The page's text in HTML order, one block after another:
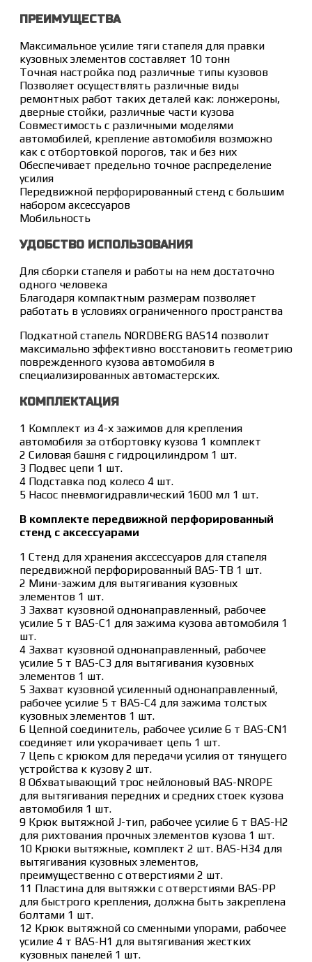
ПРЕИМУЩЕСТВА
Максимальное усилие тяги стапеля для правки
кузовных элементов составляет 10 тонн
Точная настройка под различные типы кузовов
Позволяет осуществлять различные виды
ремонтных работ таких деталей как: лонжероны,
дверные стойки, различные части кузова
Совместимость с различными моделями
автомобилей, крепление автомобиля возможно
как с отбортовкой порогов, так и без них
Обеспечивает предельно точное распределение
усилия
Передвижной перфорированный стенд с большим
набором аксессуаров
Мобильность
УДОБСТВО ИСПОЛЬЗОВАНИЯ
Для сборки стапеля и работы на нем достаточно
одного человека
Благодаря компактным размерам позволяет
работать в условиях ограниченного пространства
Подкатной стапель NORDBERG BAS14 позволит
максимально эффективно восстановить геометрию
поврежденного кузова автомобиля в
специализированных автомастерских.
КОМПЛЕКТАЦИЯ
1 Комплект из 4-х зажимов для крепления
автомобиля за отбортовку кузова 1 комплект
2 Силовая башня с гидроцилиндром 1 шт.
3 Подвес цепи 1 шт.
4 Подставка под колесо 4 шт.
5 Насос пневмогидравлический 1600 мл 1 шт.
В комплекте передвижной перфорированный
стенд с аксессуарами
1 Стенд для хранения акссессуаров для стапеля
передвижной перфорированный BAS-TB 1 шт.
2 Мини-зажим для вытягивания кузовных
элементов 1 шт.
3 Захват кузовной однонаправленный, рабочее
усилие 5 т BAS-С1 для зажима кузова автомобиля 1
шт.
4 Захват кузовной однонаправленный, рабочее
усилие 5 т BAS-С3 для вытягивания кузовных
элементов 1 шт.
5 Захват кузовной усиленный однонаправленный,
рабочее усилие 5 т BAS-С4 для зажима толстых
кузовных элементов 1 шт.
6 Цепной соединитель, рабочее усилие 6 т BAS-CN1
соединяет или укорачивает цепь 1 шт.
7 Цепь с крюком для передачи усилия от тянущего
устройства к кузову 2 шт.
8 Обхватывающий трос нейлоновый BAS-NROPE
для вытягивания передних и средних стоек кузова
автомобиля 1 шт.
9 Крюк вытяжной J-тип, рабочее усилие 6 т BAS-H2
для рихтования прочных элементов кузова 1 шт.
10 Крюки вытяжные, комплект 2 шт. BAS-H34 для
вытягивания кузовных элементов,
преимущественно с отверстиями 2 шт.
11 Пластина для вытяжки с отверстиями BAS-PP
для быстрого крепления, должна быть закреплена
болтами 1 шт.
12 Крюк вытяжной со сменными упорами, рабочее
усилие 4 т BAS-H1 для вытягивания жестких
кузовных панелей 1 шт.